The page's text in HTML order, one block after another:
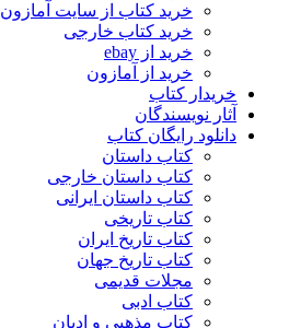
خرید کتاب از سایت آمازون
خرید کتاب خارجی
خرید از ebay
خرید از آمازون
خریدار کتاب
آثار نویسندگان
دانلود رایگان کتاب
کتاب داستان
کتاب داستان خارجی
کتاب داستان ایرانی
کتاب تاریخی
کتاب تاریخ ایران
کتاب تاریخ جهان
مجلات قدیمی
کتاب ادبی
کتاب مذهبی و ادیان